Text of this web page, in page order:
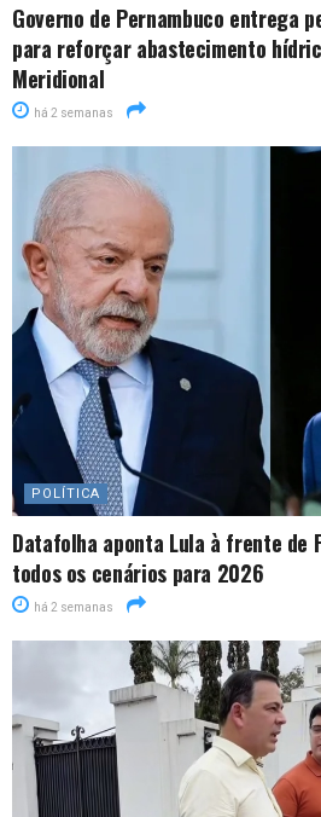
Governo de Pernambuco entrega
para reforçar abastecimento
Meridional
há 2 semanas
POLÍTICA
Datafolha aponta Lula à frente de
todos os cenários para 2026
há 2 semanas